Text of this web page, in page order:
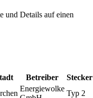
und Details auf einen
Betreiber
Stecker
Energiewolke
Typ 2